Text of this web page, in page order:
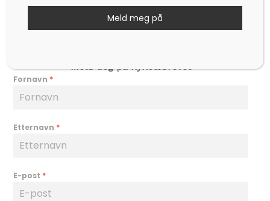
Om Björg
Min konto
Meld deg på nyhetsbrevet
Fornavn *
Etternavn *
E-post *
Meld meg på